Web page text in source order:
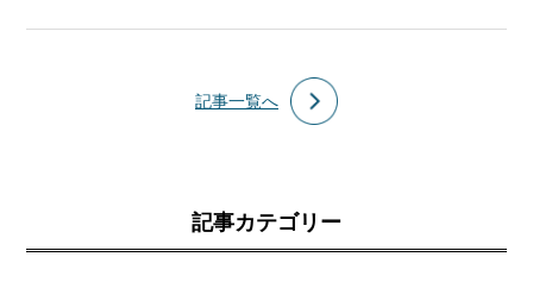
記事一覧へ
記事カテゴリー